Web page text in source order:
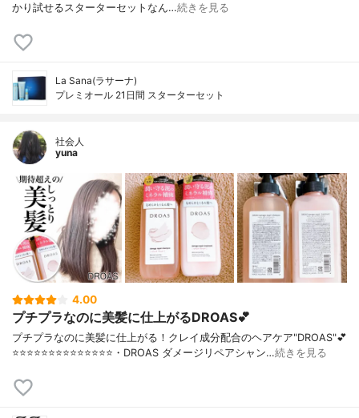
かり試せるスターターセットなん…続きを見る
La Sana(ラサーナ)
プレミオール 21日間 スターターセット
社会人
yuna
4.00
プチプラなのに美髪に仕上がるDROAS💕
プチプラなのに美髪に仕上がる！クレイ成分配合のヘアケア"DROAS"💕
⭐️⭐️⭐️⭐️⭐️⭐️⭐️⭐️⭐️⭐️⭐️⭐️⭐️⭐️・DROAS ダメージリペアシャン…続きを見る